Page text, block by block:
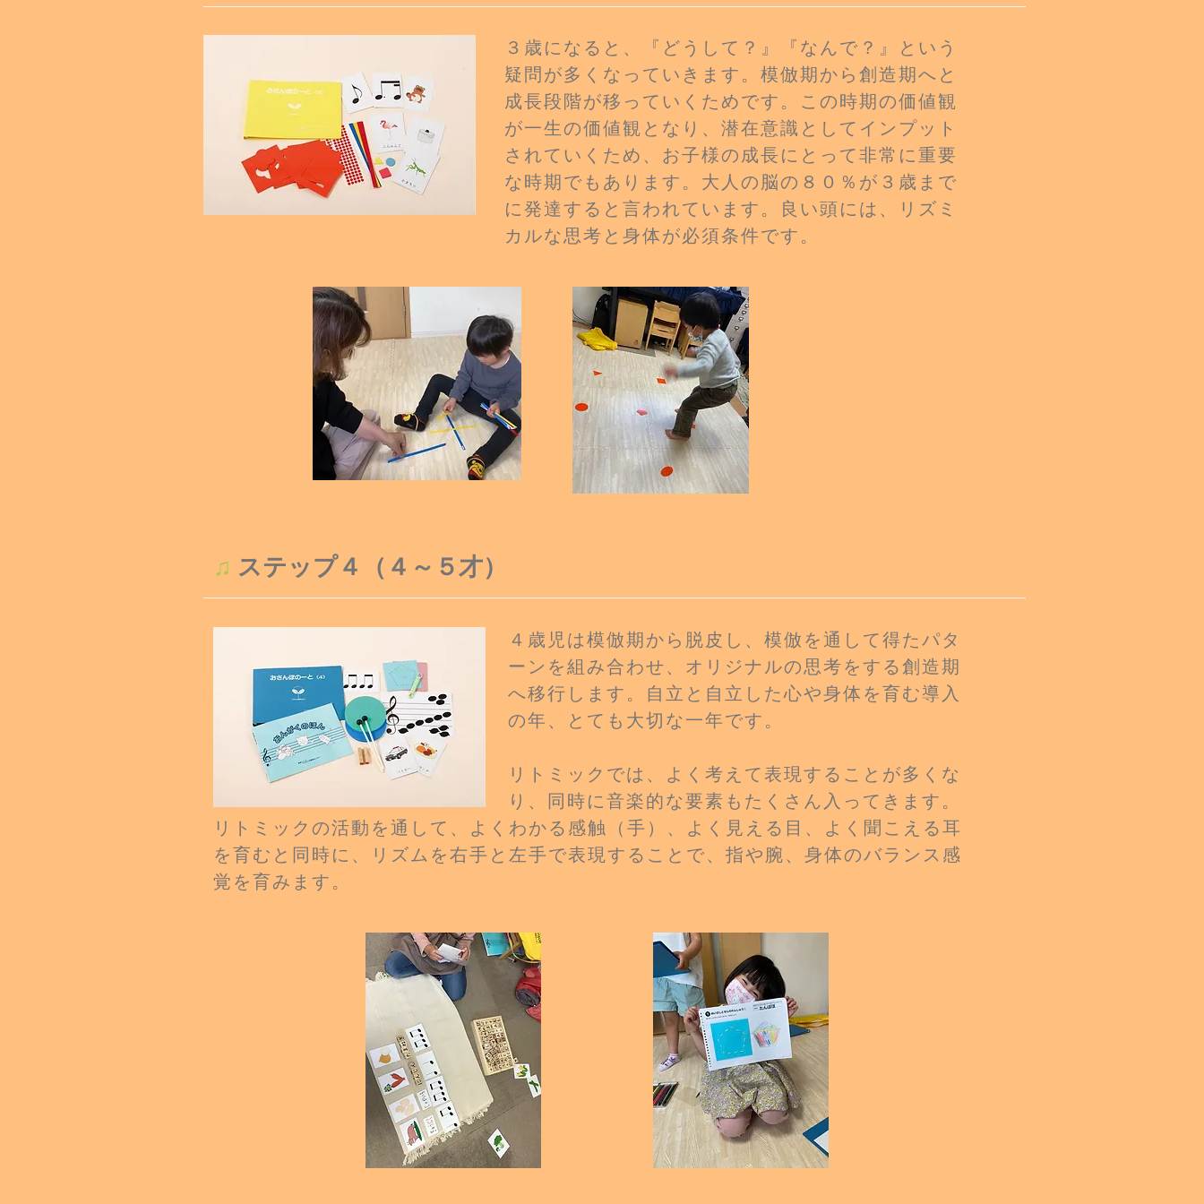
​３歳になると、『どうして？』『なんで？』という
疑問が多くなっていきます。模倣期から創造期へと
成長段階が移っていくためです。この時期の価値観
が一生の価値観となり、潜在意識としてインプット
されていくため、お子様の成長にとって非常に重要
な時期でもあります。大人の脳の８０％が３歳まで
に発達すると言われています。良い頭には、リズミ
カルな思考と身体が必須条件です。
♫ ステップ４（４～５才）
４歳児は模倣期から脱皮し、模倣を通して得たパタ
ー ンを 組み合わせ、オリジナルの思考をする創造期
へ移行します。 自立と自立した心や身体を育む導入
の年、とても大切な一年 です。
​リトミックでは、よく考えて表現することが多くな
り、同時 に音楽的な要素もたくさん入ってきます。
リトミックの活動を通して、よくわかる感触（手）、よく見える目、よく聞こえる耳
を育むと同時に、リズムを右手と左手で表現することで、指や腕、 身体のバランス感
覚を育みます。